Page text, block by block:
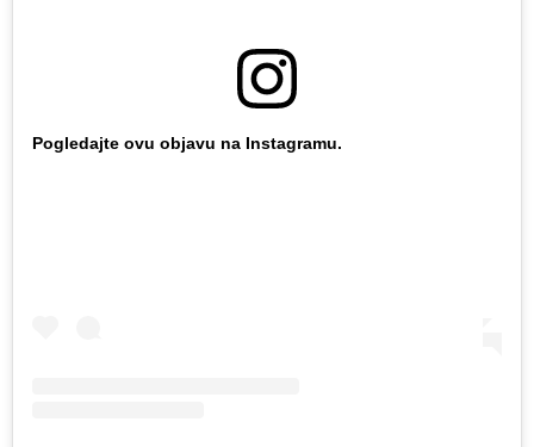
Pogledajte ovu objavu na Instagramu.